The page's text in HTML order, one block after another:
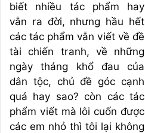
biết nhiều tác phẩm hay
vẫn ra đời, nhưng hầu hết
các tác phẩm vẫn viết về đề
tài chiến tranh, về những
ngày tháng khổ đau của
dân tộc, chủ đề góc cạnh
quá hay sao? còn các tác
phẩm viết mà lôi cuốn được
các em nhỏ thì tôi lại không